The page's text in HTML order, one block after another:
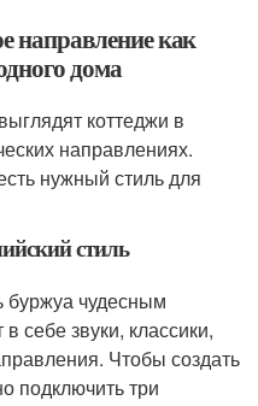
направление как
дома
коттеджи в
направлениях.
нужный стиль для
стиль
буржуа чудесным
себе звуки, классики,
Чтобы создать
подключить три